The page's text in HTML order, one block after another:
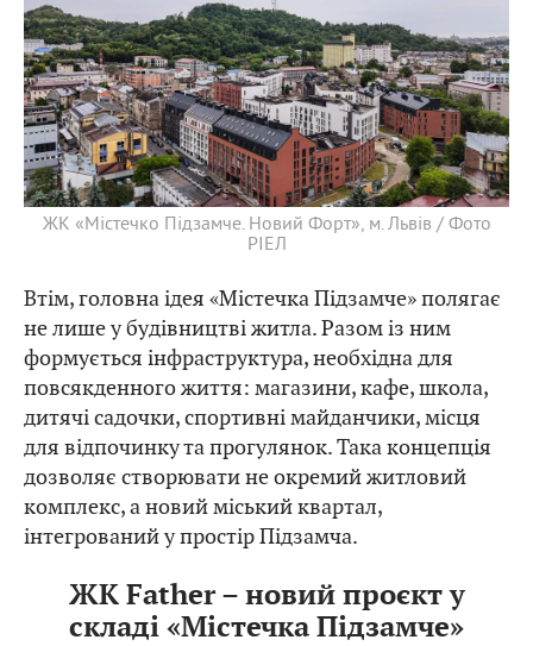
ЖК «Містечко Підзамче. Новий Форт», м. Львів / Фото
РІЕЛ
Втім, головна ідея «Містечка Підзамче» полягає
не лише у будівництві житла. Разом із ним
формується інфраструктура, необхідна для
повсякденного життя: магазини, кафе, школа,
дитячі садочки, спортивні майданчики, місця
для відпочинку та прогулянок. Така концепція
дозволяє створювати не окремий житловий
комплекс, а новий міський квартал,
інтегрований у простір Підзамча.
ЖК Father – новий проєкт у
складі «Містечка Підзамче»